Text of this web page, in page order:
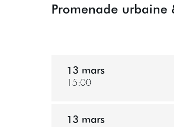
Promenade urbaine
13 mars
15:00
13 mars